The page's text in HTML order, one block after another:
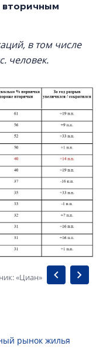
в том числе
человек.
«Циан»
рынок жилья